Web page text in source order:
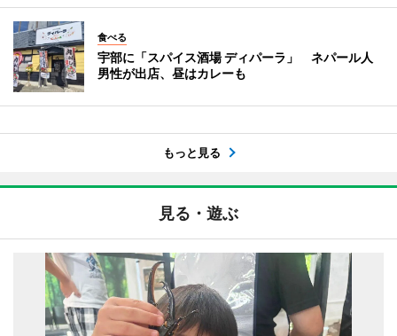
食べる
宇部に「スパイス酒場 ディパーラ」 ネパール人
男性が出店、昼はカレーも
もっと見る
見る・遊ぶ